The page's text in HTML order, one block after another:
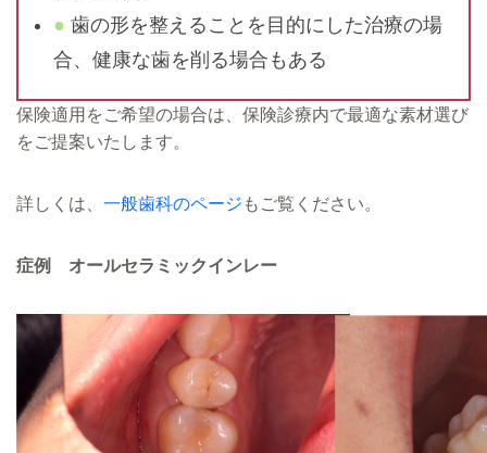
歯の形を整えることを目的にした治療の場
合、健康な歯を削る場合もある
保険適用をご希望の場合は、保険診療内で最適な素材選び
をご提案いたします。
詳しくは、 一般歯科のページ もご覧ください。
症例 オールセラミックインレー